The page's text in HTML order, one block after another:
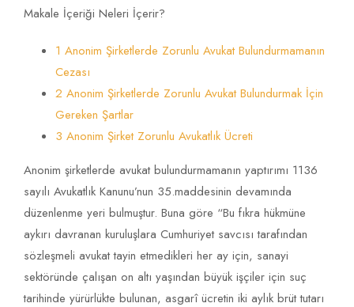
Makale İçeriği Neleri İçerir?
1 Anonim Şirketlerde Zorunlu Avukat Bulundurmamanın
Cezası
2 Anonim Şirketlerde Zorunlu Avukat Bulundurmak İçin
Gereken Şartlar
3 Anonim Şirket Zorunlu Avukatlık Ücreti
Anonim şirketlerde avukat bulundurmamanın yaptırımı 1136
sayılı Avukatlık Kanunu’nun 35.maddesinin devamında
düzenlenme yeri bulmuştur. Buna göre “Bu fıkra hükmüne
aykırı davranan kuruluşlara Cumhuriyet savcısı tarafından
sözleşmeli avukat tayin etmedikleri her ay için, sanayi
sektöründe çalışan on altı yaşından büyük işçiler için suç
tarihinde yürürlükte bulunan, asgarî ücretin iki aylık brüt tutarı